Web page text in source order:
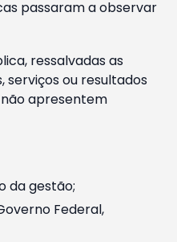
passaram a observar
ressalvadas as
ou resultados
apresentem
da gestão;
Federal,